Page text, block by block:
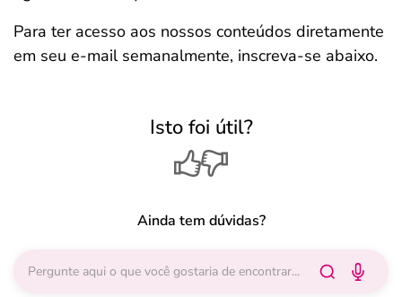
Para ter acesso aos nossos conteúdos diretamente
em seu e-mail semanalmente, inscreva-se abaixo.
Isto foi útil?
Ainda tem dúvidas?